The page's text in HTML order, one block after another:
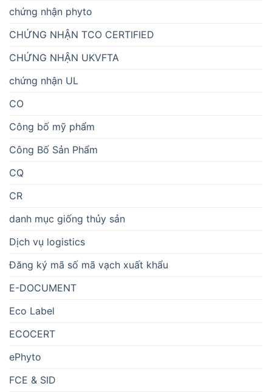
chứng nhận phyto
CHỨNG NHẬN TCO CERTIFIED
CHỨNG NHẬN UKVFTA
chứng nhận UL
CO
Công bố mỹ phẩm
Công Bố Sản Phẩm
CQ
CR
danh mục giống thủy sản
Dịch vụ logistics
Đăng ký mã số mã vạch xuất khẩu
E-DOCUMENT
Eco Label
ECOCERT
ePhyto
FCE & SID